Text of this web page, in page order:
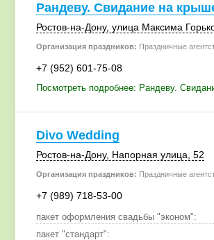
Рандеву. Свидание на
Ростов-на-Дону, улица Максима
Организация праздников: Праздничные
+7 (952) 601-75-08
Посмотреть подробнее: Рандеву.
Divo Wedding
Ростов-на-Дону, Напорная улица, 52
Организация праздников: Праздничные
+7 (989) 718-53-00
пакет оформления свадьбы "эконом":
пакет "стандарт":